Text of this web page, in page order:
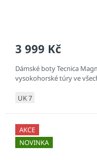
3 999 Kč
Dámské boty Tecnica
vysokohorské túry ve
UK 7
AKCE
NOVINKA